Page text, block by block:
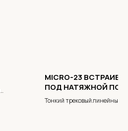
MICRO-23
ПОД НАТЯЖНОЙ
Тонкий трековый линейный